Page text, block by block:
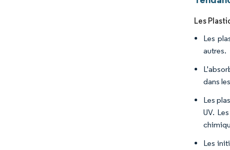
Les
Les
autres.
dans
Les
UV.
Les